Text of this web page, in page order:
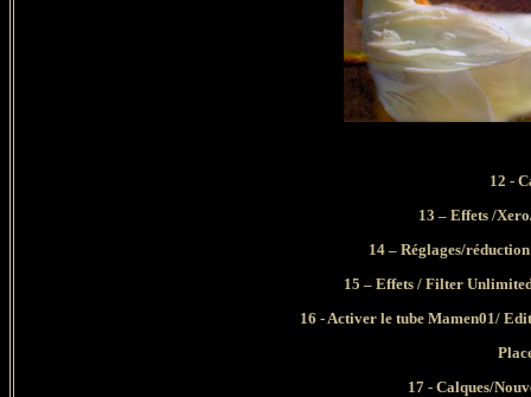
12 -
13 – Effets /
14 – Réglages/
15 – Effets / Filter
16 - Activer le tube Mamen01/
17 - Calques/